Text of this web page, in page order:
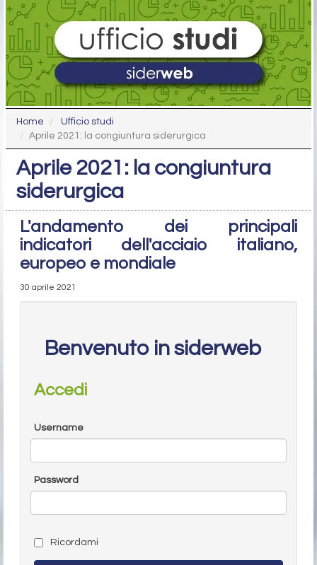
Home
Ufficio studi
Aprile 2021: la congiuntura siderurgica
Aprile 2021: la congiuntura
siderurgica
L'andamento dei principali
indicatori dell'acciaio italiano,
europeo e mondiale
30 aprile 2021
Benvenuto in siderweb
Accedi
Username
Password
Ricordami